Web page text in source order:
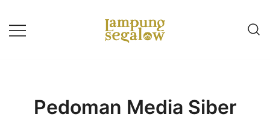
ke
konten
Pedoman Media Siber